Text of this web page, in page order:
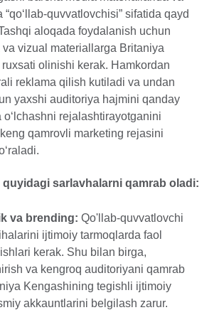
quvvatlovchisi” sifatida qayd
aloqada foydalanish uchun
va vizual materiallarga Britaniya
olinishi kerak. Hamkordan
reklama qilish kutiladi va undan
yaxshi auditoriya hajmini qanday
rejalashtirayotganini
qamrovli marketing rejasini
quyidagi sarlavhalarni qamrab oladi:
va brending: Qo'llab-quvvatlovchi
ijtimoiy tarmoqlarda faol
kerak. Shu bilan birga,
va kengroq auditoriyani qamrab
Kengashining tegishli ijtimoiy
akkauntlarini belgilash zarur.